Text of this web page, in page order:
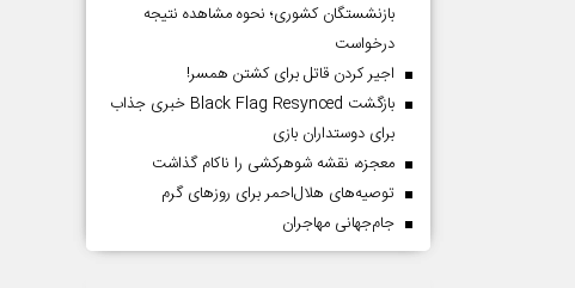
بازنشستگان کشوری؛ نحوه مشاهده نتیجه
درخواست
اجیر کردن قاتل برای کشتن همسر!
بازگشت Black Flag Resynced خبری جذاب
برای دوستداران بازی
معجزه، نقشه شوهرکشی را ناکام گذاشت
توصیه‌های هلال‌احمر برای روز‌های گرم
جام‌جهانی مهاجران